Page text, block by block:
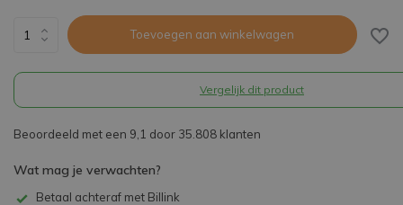
Toevoegen aan winkelwagen
Vergelijk dit product
Beoordeeld met een 9,1 door 35.808 klanten
Wat mag je verwachten?
Betaal achteraf met Billink